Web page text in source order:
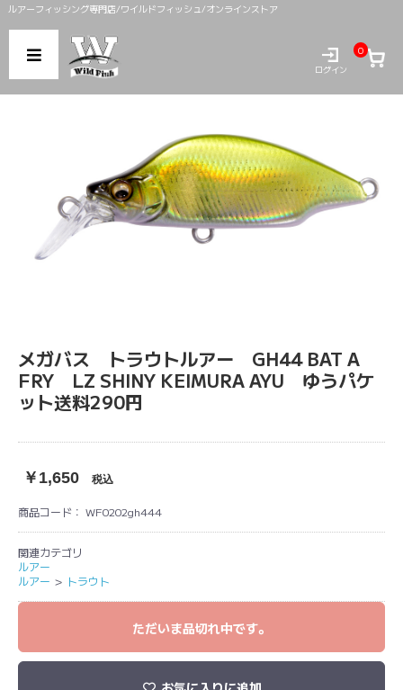
ルアーフィッシング専門店/ワイルドフィッシュ/オンラインストア
ログイン
0
メガバス トラウトルアー GH44 BAT A
FRY LZ SHINY KEIMURA AYU ゆうパケ
ット送料290円
￥1,650 税込
商品コード： WF0202gh444
関連カテゴリ
ルアー
ルアー ＞ トラウト
ただいま品切れ中です。